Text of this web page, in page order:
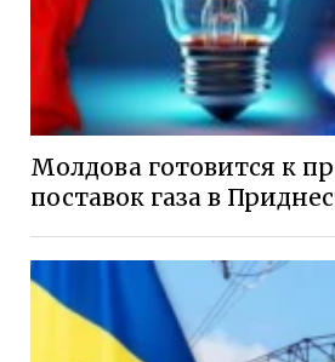
Молдова готовится к
поставок газа в